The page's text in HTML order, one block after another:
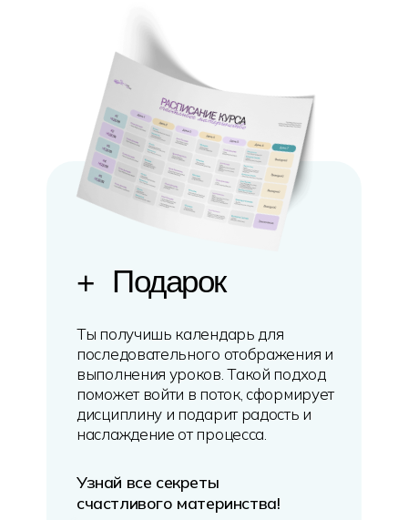
Подарок
Ты получишь календарь для
последовательного отображения и
выполнения уроков. Такой подход
поможет войти в поток, сформирует
дисциплину и подарит радость и
наслаждение от процесса.
Узнай все секреты
счастливого материнства!
+
Регистрация на курс